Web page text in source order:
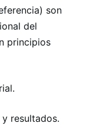
son
del
principios
resultados.